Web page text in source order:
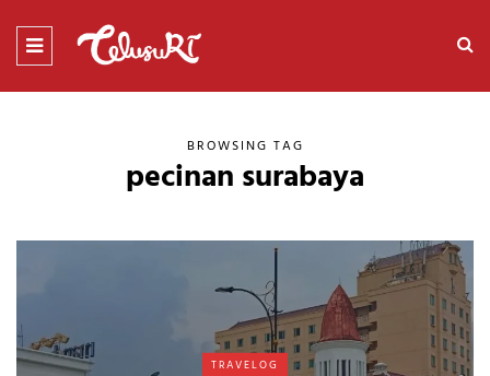
BROWSING TAG
pecinan surabaya
TRAVELOG